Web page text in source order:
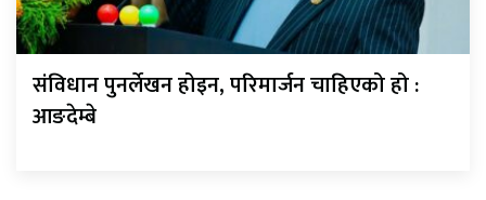
संविधान पुनर्लेखन होइन, परिमार्जन चाहिएको हो :
आङदेम्बे